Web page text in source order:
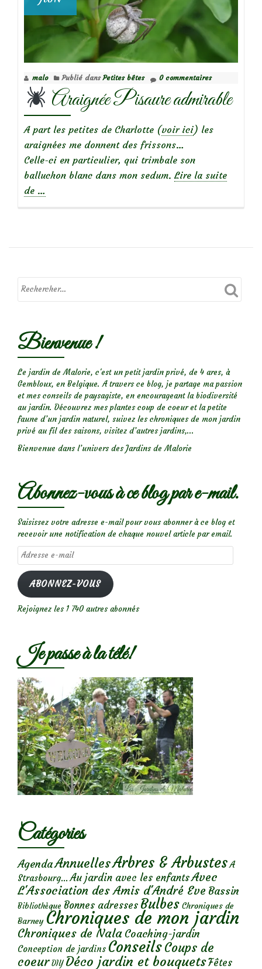
malo Publié dansPetites bêtes 0 commentaires
Araignée Pisaure admirable
A part les petites de Charlotte (voir ici) les
araignées me donnent des frissons…
Celle-ci en particulier, qui trimbale son
balluchon blanc dans mon sedum. Lire la suite
de
Araignée
admirable
…
Bienvenue !
Le jardin de Malorie, c'est un petit jardin privé, de 4 ares, à
Gembloux, en Belgique. A travers ce blog, je partage ma passion
et mes conseils de paysagiste, en encourageant la biodiversité
au jardin. Découvrez mes plantes coup de coeur et la petite
faune d’un jardin naturel, suivez les chroniques de mon jardin
privé au fil des saisons, visitez d’autres jardins,...
Bienvenue dans l’univers des Jardins de Malorie
Abonnez-vous à ce blog par e-mail.
Saisissez votre adresse e-mail pour vous abonner à ce blog et
recevoir une notification de chaque nouvel article par email.
Adresse
e-
mail
ABONNEZ-VOUS
Rejoignez les 1 740 autres abonnés
Je passe à la télé!
Catégories
AgendaAnnuellesArbres & Arbustes A
Strasbourg... Au jardin avec les enfantsAvec
L'Association des Amis d'André Eve Bassin
Bibliothèque Bonnes adresses Bulbes Chroniques de
Barney Chroniques de mon jardin
Chroniques de Nala Coaching-jardin
Conception de jardins ConseilsCoups de
coeur DIY Déco jardin et bouquetsFêtes